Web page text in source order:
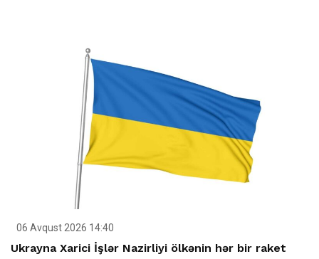
06 Avqust 2026 14:40
Ukrayna Xarici İşlər Nazirliyi ölkənin hər bir raket